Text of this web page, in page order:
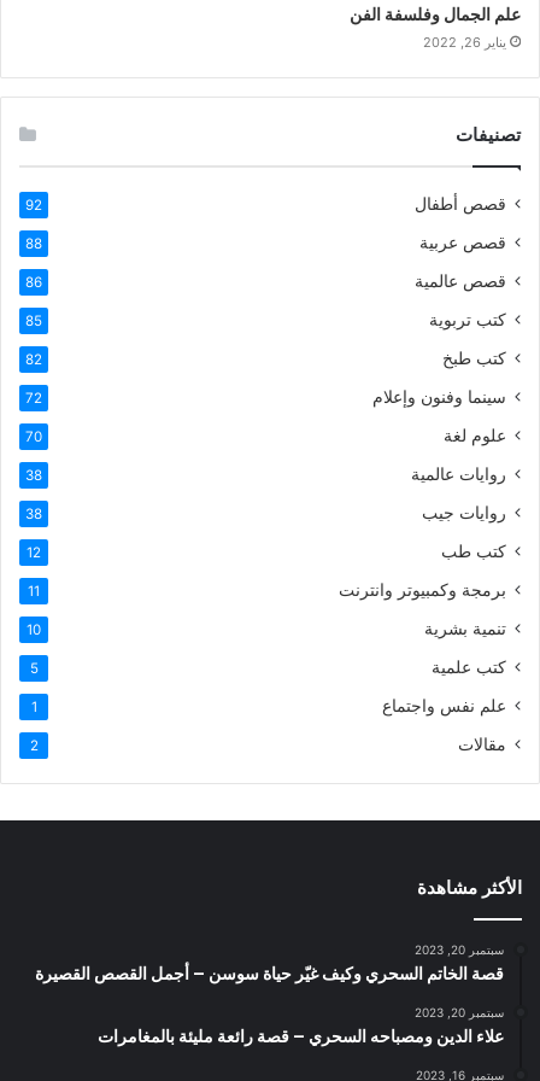
علم الجمال وفلسفة الفن
يناير 26, 2022
تصنيفات
قصص أطفال 92
قصص عربية 88
قصص عالمية 86
كتب تربوية 85
كتب طبخ 82
سينما وفنون وإعلام 72
علوم لغة 70
روايات عالمية 38
روايات جيب 38
كتب طب 12
برمجة وكمبيوتر وانترنت 11
تنمية بشرية 10
كتب علمية 5
علم نفس واجتماع 1
مقالات 2
الأكثر مشاهدة
سبتمبر 20, 2023
قصة الخاتم السحري وكيف غيّر حياة سوسن – أجمل القصص القصيرة
سبتمبر 20, 2023
علاء الدين ومصباحه السحري – قصة رائعة مليئة بالمغامرات
سبتمبر 16, 2023